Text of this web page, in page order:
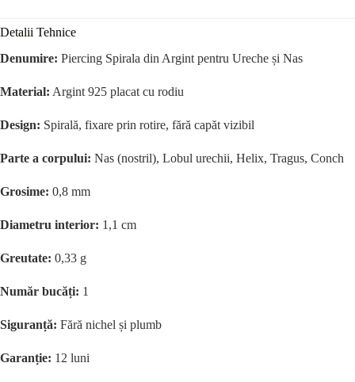
Detalii Tehnice
Denumire: Piercing Spirala din Argint pentru Ureche și Nas
Material: Argint 925 placat cu rodiu
Design: Spirală, fixare prin rotire, fără capăt vizibil
Parte a corpului: Nas (nostril), Lobul urechii, Helix, Tragus, Conch
Grosime: 0,8 mm
Diametru interior: 1,1 cm
Greutate: 0,33 g
Număr bucăți: 1
Siguranță: Fără nichel și plumb
Garanție: 12 luni